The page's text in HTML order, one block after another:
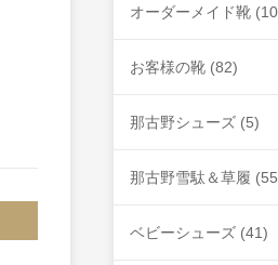
オーダーメイド靴
お客様の靴 (82)
那古野シューズ (5)
那古野雪駄＆草履
ベビーシューズ (41)